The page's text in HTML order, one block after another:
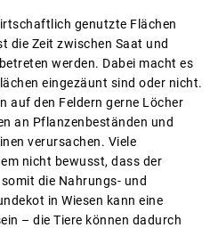
genutzte Flächen
die Zeit zwischen Saat und
werden. Dabei macht es
eingezäunt sind oder nicht.
auf den Feldern gerne Löcher
an Pflanzenbeständen und
verursachen. Viele
nicht bewusst, dass der
die Nahrungs- und
in Wiesen kann eine
– die Tiere können dadurch